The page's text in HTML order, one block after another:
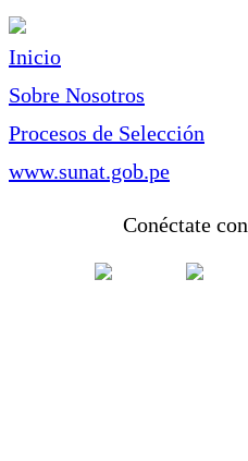
Inicio
Sobre Nosotros
Procesos de Selección
www.sunat.gob.pe
Conéctate